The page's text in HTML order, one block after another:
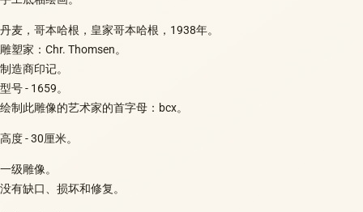
丹麦，哥本哈根，皇家哥本哈根，1938年。
雕塑家：Chr. Thomsen。
制造商印记。
型号 - 1659。
绘制此雕像的艺术家的首字母：bcx。
高度 - 30厘米。
一级雕像。
没有缺口、损坏和修复。